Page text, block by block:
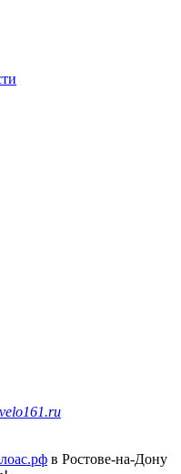
в Ростове-на-Дону